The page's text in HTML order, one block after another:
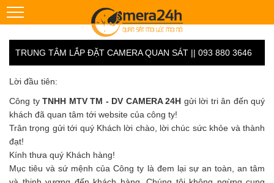
TRUNG TÂM LẮP ĐẶT CAMERA QUAN SÁT || 093 880 3646
Lời đầu tiên:
Công ty TNHH MTV TM - DV CAMERA 24H gửi lời tri ân đến quý
khách đã quan tâm tới website của công ty!
Trân trọng gửi tới quý Khách lời chào, lời chúc sức khỏe và thành
đạt!
Kính thưa quý Khách hàng!
Mục tiêu và sứ mệnh của Công ty là đem lại sự an toàn, an tâm